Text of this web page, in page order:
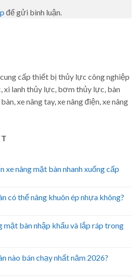
để gửi bình luận.
cấp thiết bị thủy lực công nghiệp
xi lanh thủy lực, bơm thủy lực, bàn
xe nâng tay, xe nâng điện, xe nâng
xe nâng mặt bàn nhanh xuống cấp
có thể nâng khuôn ép nhựa không?
mặt bàn nhập khẩu và lắp ráp trong
nào bán chạy nhất năm 2026?